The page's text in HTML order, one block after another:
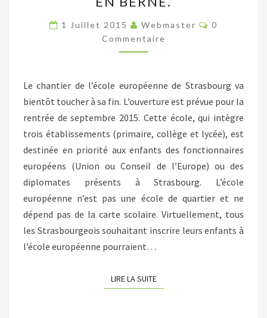
TRAFIC
EN
BERNE.
1 Juillet 2015 Webmaster
0
Commentaire
Le chantier de l’école européenne de Strasbourg va
bientôt toucher à sa fin. L’ouverture est prévue pour la
rentrée de septembre 2015. Cette école, qui intègre
trois établissements (primaire, collège et lycée), est
destinée en priorité aux enfants des fonctionnaires
européens (Union ou Conseil de l’Europe) ou des
diplomates présents à Strasbourg. L’école
européenne n’est pas une école de quartier et ne
dépend pas de la carte scolaire. Virtuellement, tous
les Strasbourgeois souhaitant inscrire leurs enfants à
l’école européenne pourraient…
LIRE LA SUITELIRE LA SUITE